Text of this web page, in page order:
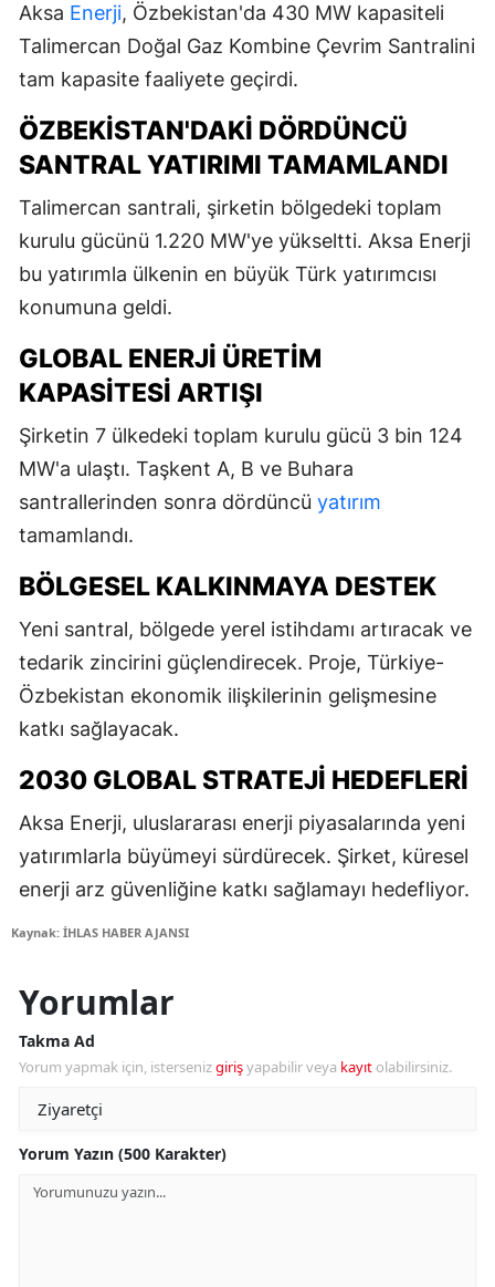
Aksa Enerji, Özbekistan'da 430 MW kapasiteli
Talimercan Doğal Gaz Kombine Çevrim Santralini
tam kapasite faaliyete geçirdi.
ÖZBEKISTAN'DAKI DÖRDÜNCÜ
SANTRAL YATIRIMI TAMAMLANDI
Talimercan santrali, şirketin bölgedeki toplam
kurulu gücünü 1.220 MW'ye yükseltti. Aksa Enerji
bu yatırımla ülkenin en büyük Türk yatırımcısı
konumuna geldi.
GLOBAL ENERJI ÜRETIM
KAPASITESI ARTIŞI
Şirketin 7 ülkedeki toplam kurulu gücü 3 bin 124
MW'a ulaştı. Taşkent A, B ve Buhara
santrallerinden sonra dördüncü yatırım
tamamlandı.
BÖLGESEL KALKINMAYA DESTEK
Yeni santral, bölgede yerel istihdamı artıracak ve
tedarik zincirini güçlendirecek. Proje, Türkiye-
Özbekistan ekonomik ilişkilerinin gelişmesine
katkı sağlayacak.
2030 GLOBAL STRATEJI HEDEFLERI
Aksa Enerji, uluslararası enerji piyasalarında yeni
yatırımlarla büyümeyi sürdürecek. Şirket, küresel
enerji arz güvenliğine katkı sağlamayı hedefliyor.
Kaynak: İHLAS HABER AJANSI
Yorumlar
Takma Ad
Yorum yapmak için, istersenizgirişyapabilir veya kayıt olabilirsiniz.
Yorum Yazın (500 Karakter)